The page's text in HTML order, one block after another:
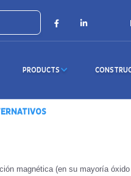
FacebookLinkedIn
PRODUCTS
magnética (en su mayoría